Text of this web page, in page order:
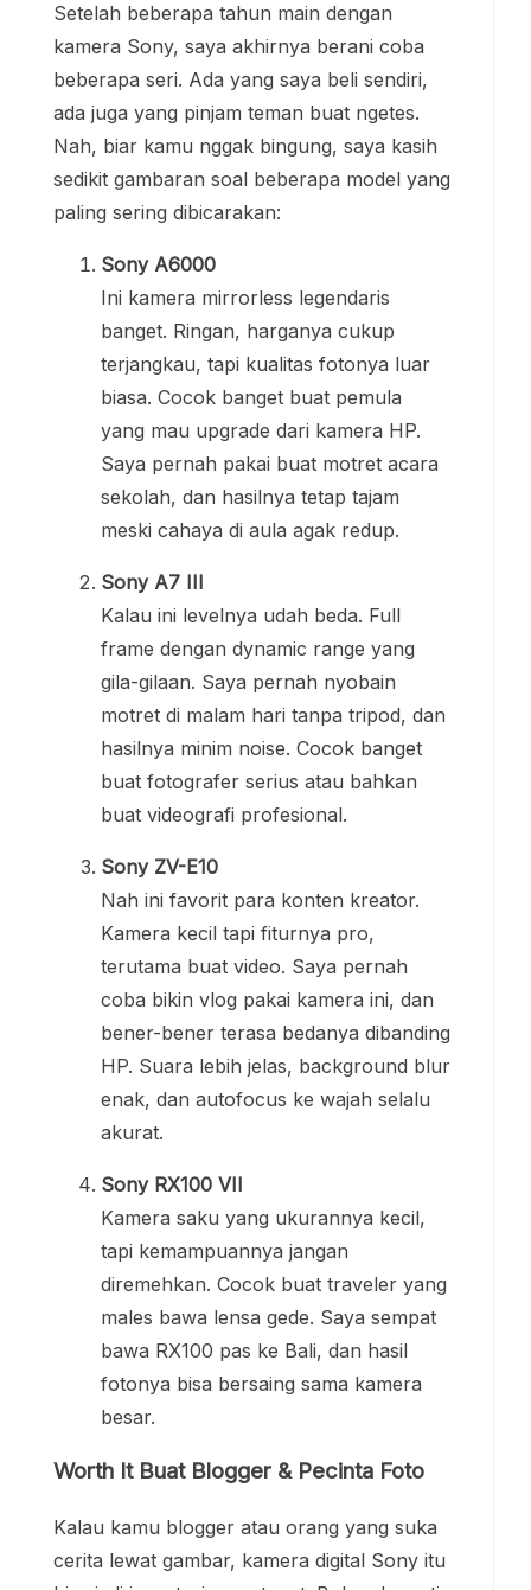
Setelah beberapa tahun main dengan
kamera Sony, saya akhirnya berani coba
beberapa seri. Ada yang saya beli sendiri,
ada juga yang pinjam teman buat ngetes.
Nah, biar kamu nggak bingung, saya kasih
sedikit gambaran soal beberapa model yang
paling sering dibicarakan:
Sony A6000
Ini kamera mirrorless legendaris
banget. Ringan, harganya cukup
terjangkau, tapi kualitas fotonya luar
biasa. Cocok banget buat pemula
yang mau upgrade dari kamera HP.
Saya pernah pakai buat motret acara
sekolah, dan hasilnya tetap tajam
meski cahaya di aula agak redup.
Sony A7 III
Kalau ini levelnya udah beda. Full
frame dengan dynamic range yang
gila-gilaan. Saya pernah nyobain
motret di malam hari tanpa tripod, dan
hasilnya minim noise. Cocok banget
buat fotografer serius atau bahkan
buat videografi profesional.
Sony ZV-E10
Nah ini favorit para konten kreator.
Kamera kecil tapi fiturnya pro,
terutama buat video. Saya pernah
coba bikin vlog pakai kamera ini, dan
bener-bener terasa bedanya dibanding
HP. Suara lebih jelas, background blur
enak, dan autofocus ke wajah selalu
akurat.
Sony RX100 VII
Kamera saku yang ukurannya kecil,
tapi kemampuannya jangan
diremehkan. Cocok buat traveler yang
males bawa lensa gede. Saya sempat
bawa RX100 pas ke Bali, dan hasil
fotonya bisa bersaing sama kamera
besar.
Worth It Buat Blogger & Pecinta Foto
Kalau kamu blogger atau orang yang suka
cerita lewat gambar, kamera digital Sony itu